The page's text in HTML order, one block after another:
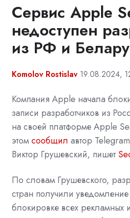
Сервис Apple
недоступен
из РФ и
Komolov Rostislav 19.08.2024,
Компания Apple начала
записи разработчиков из
на своей платформе Apple
этомсообщил автор
Виктор Грушевский, пишет
По словам Грушевского,
стран получили
блокировке всех рекламных